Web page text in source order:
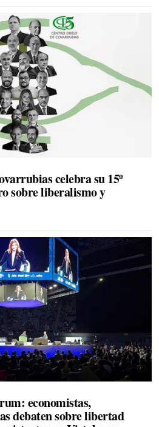
celebra su 15º
sobre liberalismo y
economistas,
debaten sobre libertad